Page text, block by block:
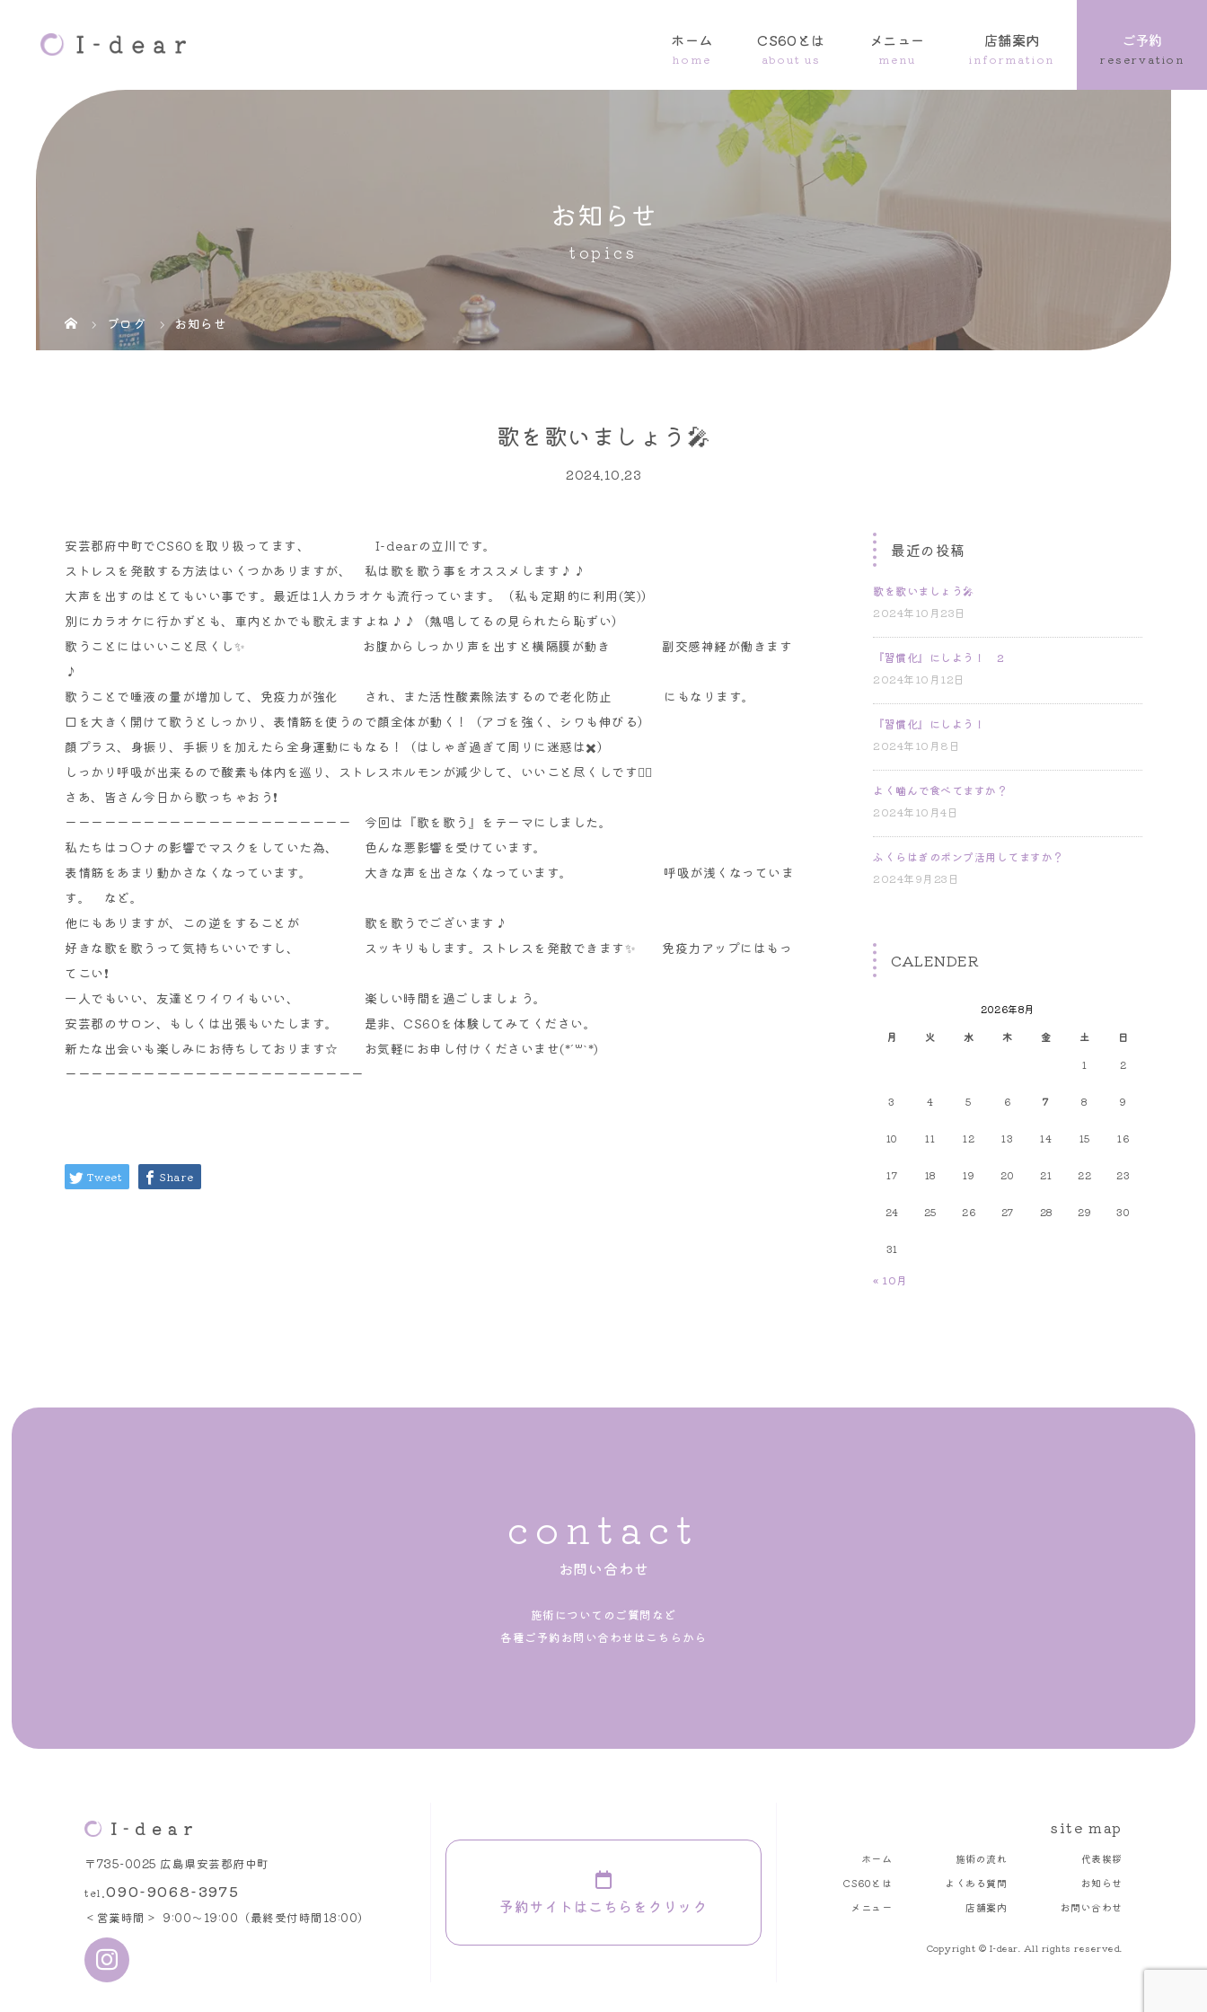
ホーム CS60とは メニュー 店舗案内 ご予約
お知らせ
topics
ブログ お知らせ
歌を歌いましょう🎤
2024.10.23
安芸郡府中町でCS60 を取り扱ってます、 I-dearの立川です。
ストレスを発散する方法はいくつ かありますが、 私は歌を歌う事を オススメします♪♪
大声を出すのはとてもいい事です。 最近は1人カラオケも流行ってい ます。（私も定期的に利用(笑)）
別にカラオケに行かずとも、車内 とかでも歌えますよね♪♪
（熱唱してるの見られたら恥ずい）
歌うことにはいいこと尽くし✨ お腹からしっかり声を出すと横隔膜が動き 副交感神経が働きます
♪
歌うことで唾液の量が増加して、 免疫力が強化 され、また活性酸素除法するので老化防止 にもなります。
口を大きく開けて歌うとしっかり、 表情筋を使うので顔全体が動く！
（アゴを強く、シワも伸びる）
顔プラス、身振り、手振りを加え たら全身運動にもなる！
（はしゃぎ過ぎて周りに迷惑は✖️）
しっかり呼吸が出来るので酸素も体内を巡り、ストレスホルモンが減少して、いいこと尽くしです🙇‍♂️
さあ、皆さん今日から歌っちゃおう❗️
ーーーーーーーーーーーーーーーーーーーーーー 今回は『歌を歌う』をテーマにしました。
私たちはコ◯ナの影響でマスクをしていた為、 色んな悪影響を受けています。
表情筋をあまり動かさなくなっています。 大きな声を出さなくなっています。 呼吸が浅くなっていま
す。 など。
他にもありますが、この逆をする ことが 歌を歌うでございます♪
好きな歌を歌うって気持ちいいです し、 スッキリもします。 ストレスを発散できます✨ 免疫力アップにはもっ
てこい❗️
一人でもいい、友達とワイワイも いい、 楽しい時間を過ごしましょう。
安芸郡のサロン、もしくは出張もいたします。 是非、 CS60を体験してみてください。
新たな出会いも楽しみにお待ちしております☆ お気軽にお申し付けくださいませ(*´꒳`*)
ーーーーーーーーーーーーーーーーーーーーーーー
Tweet Share
最近の投稿
歌を歌いましょう🎤
2024年10月23日
『習慣化』にしよう！ 2
2024年10月12日
『習慣化』にしよう！
2024年10月8日
よく噛んで食べてますか？
2024年10月4日
ふくらはぎのポンプ活用してますか？
2024年9月23日
CALENDER
2026年8月
月
火 水 木 金 土
日
1
2
3 4 5 6 7 8 9
10 11 12 13 14 15 16
17 18 19 20 21 22 23
24 25 26 27 28 29 30
31
« 10月
contact
お問い合わせ
施術についてのご質問など
各種ご予約お問い合わせはこちらから
〒735-0025 広島県安芸郡府中町
tel.090-9068-3975
営業時間 9:00～19:00（最終受付時間18:00）
予約サイトはこちらをクリック
site map
ホーム
CS60とは
メニュー
施術の流れ
よくある質問
店舗案内
代表挨拶
お知らせ
お問い合わせ
Copyright © I-dear. All rights reserved.